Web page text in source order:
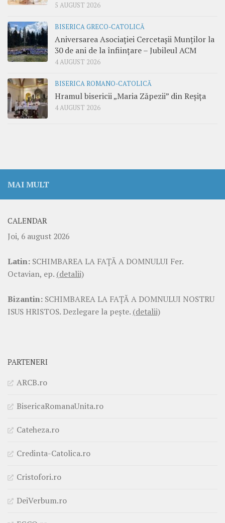
5 AUGUST 2026
BISERICA GRECO-CATOLICĂ
Aniversarea Asociației Cercetașii Munților la
30 de ani de la înființare – Jubileul ACM
4 AUGUST 2026
BISERICA ROMANO-CATOLICĂ
Hramul bisericii „Maria Zăpezii” din Reșița
4 AUGUST 2026
MAI MULT
CALENDAR
Joi, 6 august 2026
Latin: SCHIMBAREA LA FAŢĂ A DOMNULUI Fer.
Octavian, ep. (detalii)
Bizantin: SCHIMBAREA LA FAŢĂ A DOMNULUI NOSTRU
ISUS HRISTOS. Dezlegare la pește. (detalii)
PARTENERI
ARCB.ro
BisericaRomanaUnita.ro
Cateheza.ro
Credinta-Catolica.ro
Cristofori.ro
DeiVerbum.ro